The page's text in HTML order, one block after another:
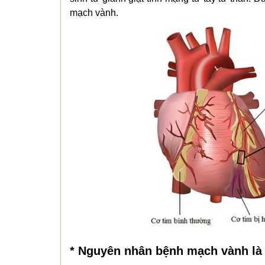
mạch vành.
* Nguyên nhân bệnh mạch vành